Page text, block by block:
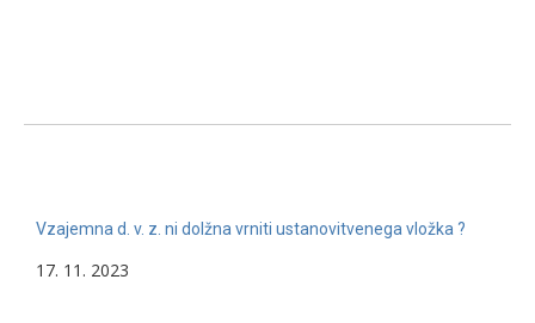
Vzajemna d. v. z. ni dolžna vrniti ustanovitvenega vložka ?
17. 11. 2023